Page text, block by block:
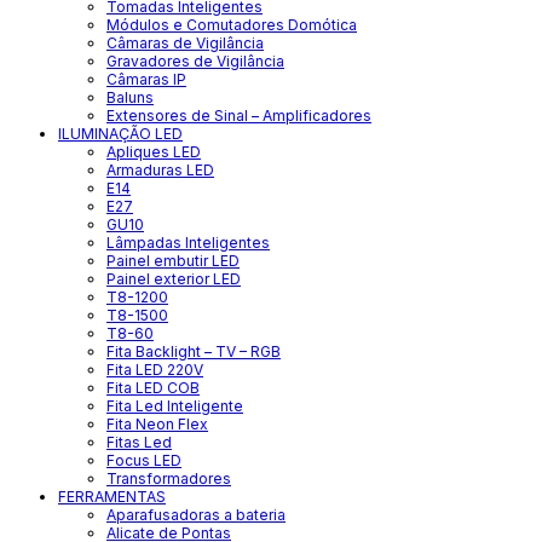
Tomadas Inteligentes
Módulos e Comutadores Domótica
Câmaras de Vigilância
Gravadores de Vigilância
Câmaras IP
Baluns
Extensores de Sinal – Amplificadores
ILUMINAÇÃO LED
Apliques LED
Armaduras LED
E14
E27
GU10
Lâmpadas Inteligentes
Painel embutir LED
Painel exterior LED
T8-1200
T8-1500
T8-60
Fita Backlight – TV – RGB
Fita LED 220V
Fita LED COB
Fita Led Inteligente
Fita Neon Flex
Fitas Led
Focus LED
Transformadores
FERRAMENTAS
Aparafusadoras a bateria
Alicate de Pontas